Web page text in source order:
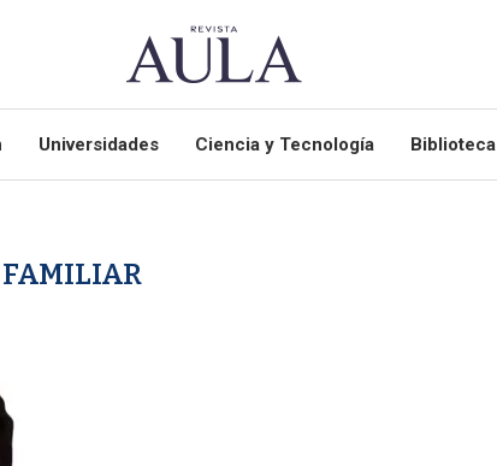
Universidades Ciencia y Tecnología Biblioteca